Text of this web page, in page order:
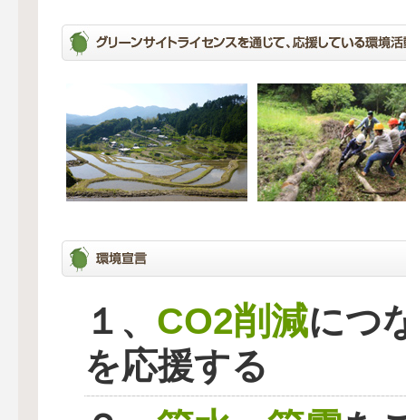
１、 CO2削減につ
を応援する